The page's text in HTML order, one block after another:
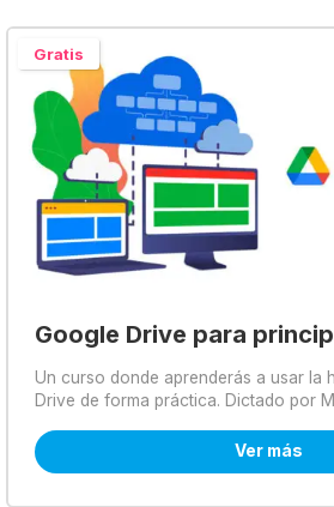
Gratis
Google Drive para
Un curso donde aprenderás a usar la
Drive de forma práctica. Dictado por
Ver más